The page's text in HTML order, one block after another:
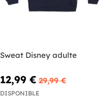
Sweat Disney adulte
12,99 € 29,99 €
DISPONIBLE